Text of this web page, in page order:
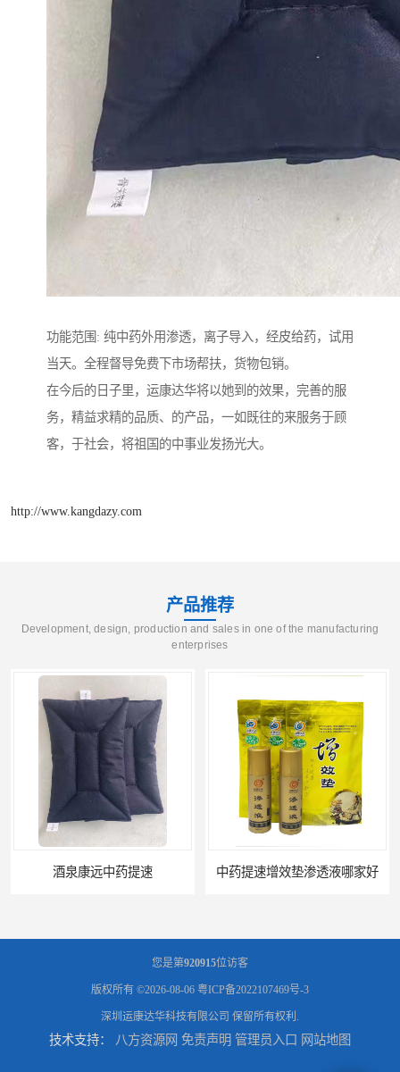
功能范围: 纯中药外用渗透，离子导入，经皮给药，试用
当天。全程督导免费下市场帮扶，货物包销。
在今后的日子里，运康达华将以她到的效果，完善的服
务，精益求精的品质、的产品，一如既往的来服务于顾
客，于社会，将祖国的中事业发扬光大。
http://www.kangdazy.com
产品推荐
Development, design, production and sales in one of the manufacturing
enterprises
酒泉康远中药提速 中药提速增效垫渗透液哪家好
您是第920915位访客
版权所有 ©2026-08-06 粤ICP备2022107469号-3
深圳运康达华科技有限公司 保留所有权利.
技术支持： 八方资源网 免责声明 管理员入口 网站地图